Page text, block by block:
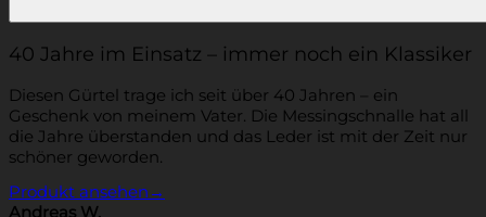
40 Jahre im Einsatz – immer noch ein Klassiker
Diesen Gürtel trage ich seit über 40 Jahren – ein
Geschenk von meinem Vater. Die Messingschnalle hat all
die Jahre überstanden und das Leder ist mit der Zeit nur
schöner geworden.
Produkt ansehen →
Andreas W.